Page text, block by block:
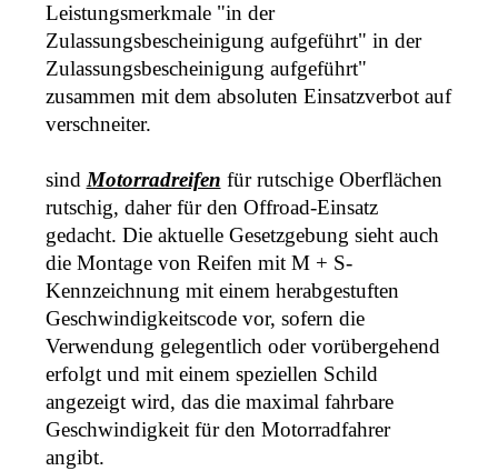
Leistungsmerkmale "in der
Zulassungsbescheinigung aufgeführt" in der
Zulassungsbescheinigung aufgeführt"
zusammen mit dem absoluten Einsatzverbot auf
verschneiter.
sind Motorradreifen für rutschige Oberflächen
rutschig, daher für den Offroad-Einsatz
gedacht. Die aktuelle Gesetzgebung sieht auch
die Montage von Reifen mit M + S-
Kennzeichnung mit einem herabgestuften
Geschwindigkeitscode vor, sofern die
Verwendung gelegentlich oder vorübergehend
erfolgt und mit einem speziellen Schild
angezeigt wird, das die maximal fahrbare
Geschwindigkeit für den Motorradfahrer
angibt.